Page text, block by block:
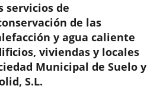
servicios de
de las
y agua caliente
viviendas y locales
Municipal de Suelo y
S.L.